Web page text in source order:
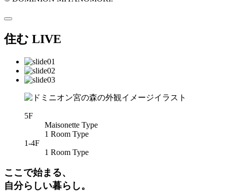
住む LIVE
5F
Maisonette Type
1 Room Type
1-4F
1 Room Type
ここで始まる、
自分らしい暮らし。